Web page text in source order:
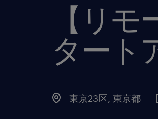
【リ
タート
東京23区, 東京都